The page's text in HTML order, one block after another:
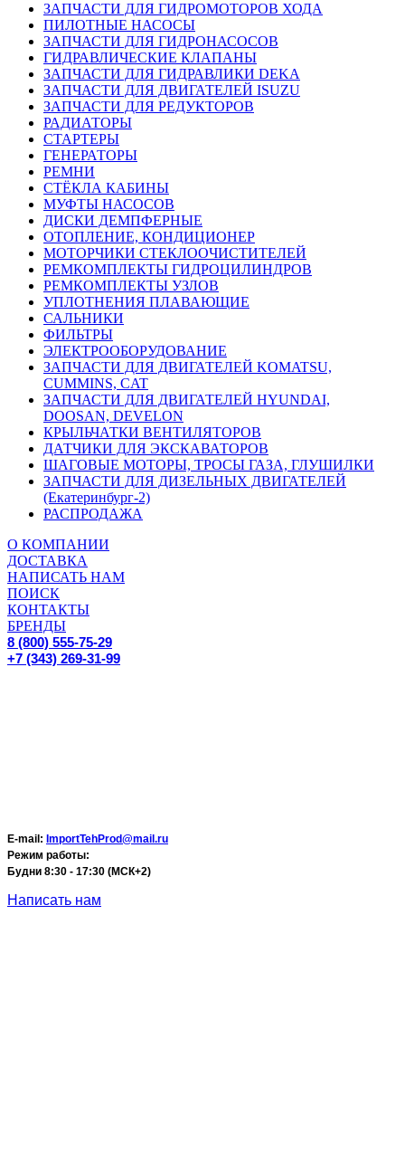
ЗАПЧАСТИ ДЛЯ ГИДРОМОТОРОВ ХОДА
ПИЛОТНЫЕ НАСОСЫ
ЗАПЧАСТИ ДЛЯ ГИДРОНАСОСОВ
ГИДРАВЛИЧЕСКИЕ КЛАПАНЫ
ЗАПЧАСТИ ДЛЯ ГИДРАВЛИКИ DEKA
ЗАПЧАСТИ ДЛЯ ДВИГАТЕЛЕЙ ISUZU
ЗАПЧАСТИ ДЛЯ РЕДУКТОРОВ
РАДИАТОРЫ
СТАРТЕРЫ
ГЕНЕРАТОРЫ
РЕМНИ
СТЁКЛА КАБИНЫ
МУФТЫ НАСОСОВ
ДИСКИ ДЕМПФЕРНЫЕ
ОТОПЛЕНИЕ, КОНДИЦИОНЕР
МОТОРЧИКИ СТЕКЛООЧИСТИТЕЛЕЙ
РЕМКОМПЛЕКТЫ ГИДРОЦИЛИНДРОВ
РЕМКОМПЛЕКТЫ УЗЛОВ
УПЛОТНЕНИЯ ПЛАВАЮЩИЕ
САЛЬНИКИ
ФИЛЬТРЫ
ЭЛЕКТРООБОРУДОВАНИЕ
ЗАПЧАСТИ ДЛЯ ДВИГАТЕЛЕЙ KOMATSU,
CUMMINS, CAT
ЗАПЧАСТИ ДЛЯ ДВИГАТЕЛЕЙ HYUNDAI,
DOOSAN, DEVELON
КРЫЛЬЧАТКИ ВЕНТИЛЯТОРОВ
ДАТЧИКИ ДЛЯ ЭКСКАВАТОРОВ
ШАГОВЫЕ МОТОРЫ, ТРОСЫ ГАЗА, ГЛУШИЛКИ
ЗАПЧАСТИ ДЛЯ ДИЗЕЛЬНЫХ ДВИГАТЕЛЕЙ
(Екатеринбург-2)
РАСПРОДАЖА
О КОМПАНИИ
ДОСТАВКА
НАПИСАТЬ НАМ
ПОИСК
КОНТАКТЫ
БРЕНДЫ
8 (800) 555-75-29
+7 (343) 269-31-99
E-mail: ImportTehProd@mail.ru
Режим работы:
Будни 8:30 - 17:30 (МСК+2)
Написать нам